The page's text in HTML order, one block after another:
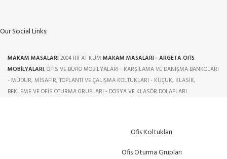
Our Social Links:
MAKAM MASALARI 2004 RİFAT KUM MAKAM MASALARI - ARGETA OFİS
MOBİLYALARI. OFİS VE BÜRO MOBİLYALARI - KARŞILAMA VE DANIŞMA BANKOLARI
- MÜDÜR, MİSAFİR, TOPLANTI VE ÇALIŞMA KOLTUKLARI - KÜÇÜK, KLASİK,
BEKLEME VE OFİS OTURMA GRUPLARI - DOSYA VE KLASÖR DOLAPLARI .
Ofis Koltukları
Ofis Oturma Grupları